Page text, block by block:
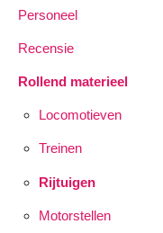
Personeel
Recensie
Rollend materieel
Locomotieven
Treinen
Rijtuigen
Motorstellen